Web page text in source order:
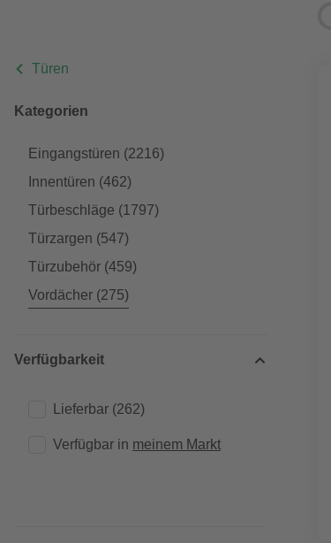
Türen
Kategorien
Eingangstüren (2216)
Innentüren (462)
Türbeschläge (1797)
Türzargen (547)
Türzubehör (459)
Vordächer (275)
Verfügbarkeit
Lieferbar (262)
Verfügbar in meinem Markt